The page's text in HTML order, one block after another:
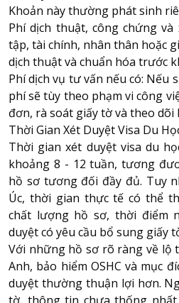
Khoản này thường phát sinh
Phí dịch thuật, công chứng
tập, tài chính, nhân thân hoặc
dịch thuật và chuẩn hóa trước
Phí dịch vụ tư vấn nếu có: Nếu
phí sẽ tùy theo phạm vi công
đơn, rà soát giấy tờ và theo dõi
Thời Gian Xét Duyệt Visa Du
Thời gian xét duyệt visa du
khoảng 8 - 12 tuần, tương
hồ sơ tương đối đầy đủ. Tuy
Úc, thời gian thực tế có thể
chất lượng hồ sơ, thời điểm
duyệt có yêu cầu bổ sung giấy
Với những hồ sơ rõ ràng về lộ
Anh, bảo hiểm OSHC và mục
duyệt thường thuận lợi hơn.
tờ, thông tin chưa thống